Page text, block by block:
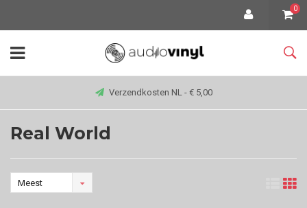
0
Verzendkosten NL - € 5,00
Real World
Meest